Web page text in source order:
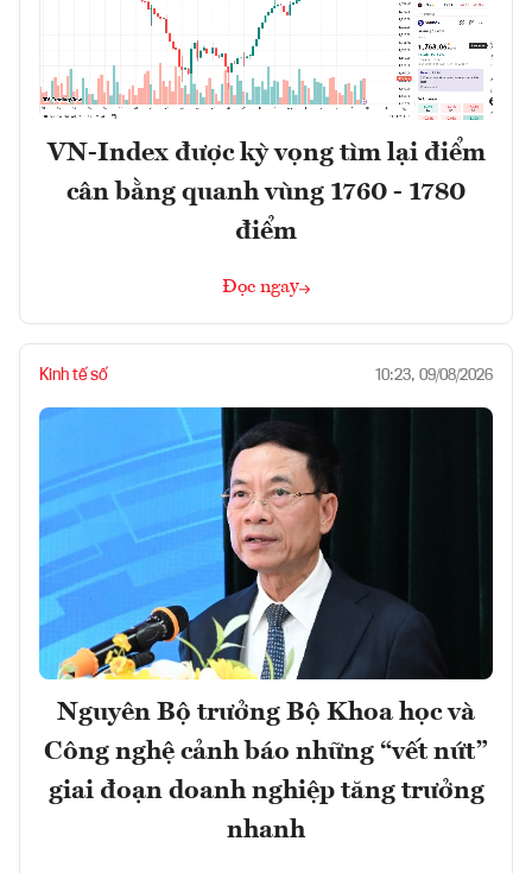
VN-Index được kỳ vọng tìm lại điểm
cân bằng quanh vùng 1760 - 1780
điểm
Đọc ngay
Kinh tế số 10:23, 09/08/2026
Nguyên Bộ trưởng Bộ Khoa học và
Công nghệ cảnh báo những “vết nứt”
giai đoạn doanh nghiệp tăng trưởng
nhanh